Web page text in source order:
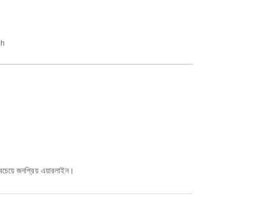
জনপ্রিয় এয়ারলাইন।